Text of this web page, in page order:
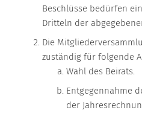
Beschlüsse bedürfen
Dritteln der
Die
zuständig für folgende
Wahl des Beirats.
Entgegennahme
der